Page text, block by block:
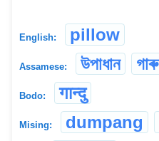
English: pillow
Assamese: উপাধান গাৰু
Bodo: गान्दु
Mising: dumpang